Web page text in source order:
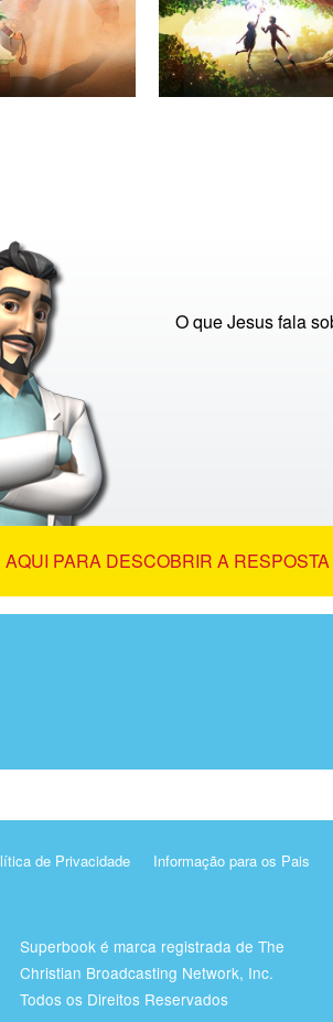
O que Jesus fala
PARA DESCOBRIR A RESPOSTA
de Privacidade Informação para os Pais
Superbook é marca registrada de The
Christian Broadcasting Network, Inc.
Todos os Direitos Reservados